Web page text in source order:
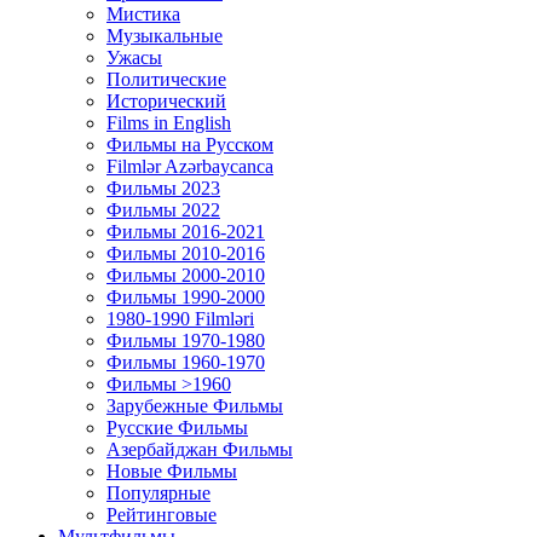
Мистика
Музыкальные
Ужасы
Политические
Исторический
Films in English
Фильмы на Русском
Filmlər Azərbaycanca
Фильмы 2023
Фильмы 2022
Фильмы 2016-2021
Фильмы 2010-2016
Фильмы 2000-2010
Фильмы 1990-2000
1980-1990 Filmləri
Фильмы 1970-1980
Фильмы 1960-1970
Фильмы >1960
Зарубежные Фильмы
Русские Фильмы
Азербайджан Фильмы
Новые Фильмы
Популярные
Рейтинговые